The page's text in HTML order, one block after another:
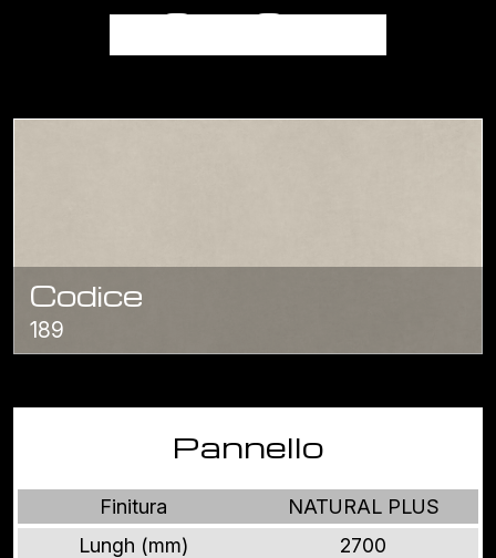
LIGHT GREY
Codice
189
Pannello
Finitura
NATURAL PLUS
Lungh (mm)
2700